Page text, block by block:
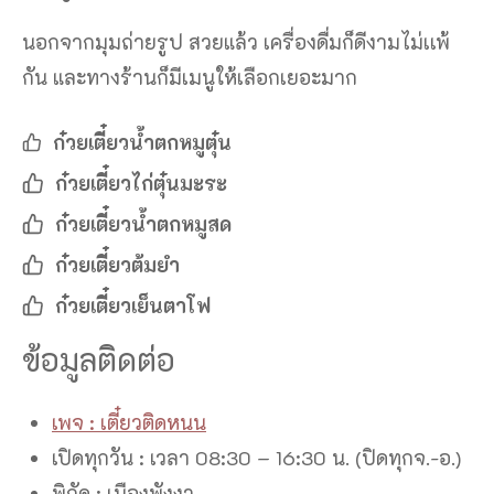
นอกจากมุมถ่ายรูป สวยแล้ว เครื่องดื่มก็ดีงามไม่เเพ้
กัน และทางร้านก็มีเมนูให้เลือกเยอะมาก
ก๋วยเตี๋ยวน้ำตกหมูตุ๋น
ก๋วยเตี๋ยวไก่ตุ๋นมะระ
ก๋วยเตี๋ยวน้ำตกหมูสด
ก๋วยเตี๋ยวต้มยำ
ก๋วยเตี๋ยวเย็นตาโฟ
ข้อมูลติดต่อ
เพจ : เตี๋ยวติดหนน
เปิดทุกวัน : เวลา 08:30 – 16:30 น. (ปิดทุกจ.-อ.)